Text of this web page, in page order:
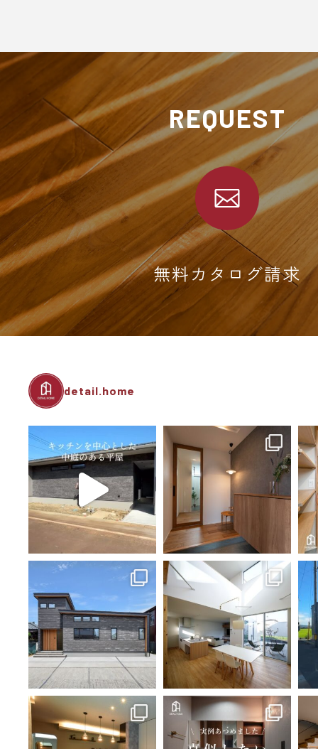
REQUEST
無料カタログ請求
detail.home